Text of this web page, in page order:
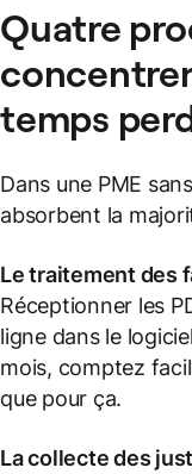
Quatre
temps
Dans une PME
absorbent la
Le traitement des
Réceptionner les
ligne dans le
mois, comptez
que pour ça.
La collecte des